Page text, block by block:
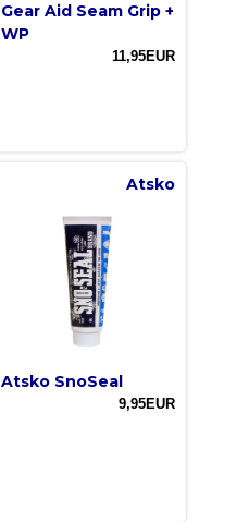
Gear Aid Seam Grip +
WP
11,95EUR
Atsko
Atsko SnoSeal
9,95EUR